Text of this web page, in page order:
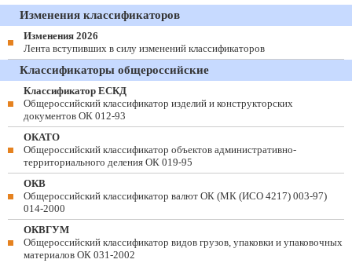
Изменения классификаторов
Изменения 2026
Лента вступивших в силу изменений классификаторов
Классификаторы общероссийские
Классификатор ЕСКД
Общероссийский классификатор изделий и конструкторских
документов ОК 012-93
ОКАТО
Общероссийский классификатор объектов административно-
территориального деления ОК 019-95
ОКВ
Общероссийский классификатор валют ОК (МК (ИСО 4217) 003-97)
014-2000
ОКВГУМ
Общероссийский классификатор видов грузов, упаковки и упаковочных
материалов ОК 031-2002